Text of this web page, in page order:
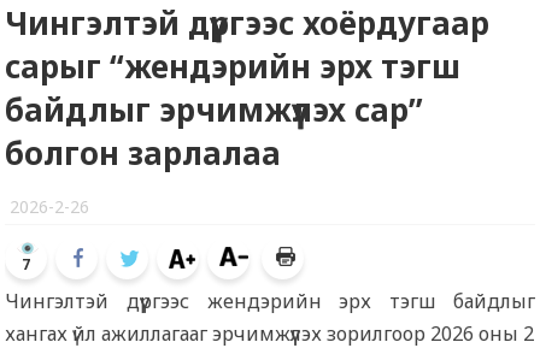
Чингэлтэй дүүргээс хоёрдугаар
сарыг “жендэрийн эрх тэгш
байдлыг эрчимжүүлэх сар”
болгон зарлалаа
2026-2-26
7
Чингэлтэй дүүргээс жендэрийн эрх тэгш байдлыг
хангах үйл ажиллагааг эрчимжүүлэх зорилгоор 2026 оны 2